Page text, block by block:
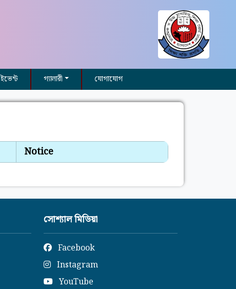
ইভেন্ট গ্যালারী যোগাযোগ
Notice
সোশ্যাল মিডিয়া
Facebook
Instagram
YouTube